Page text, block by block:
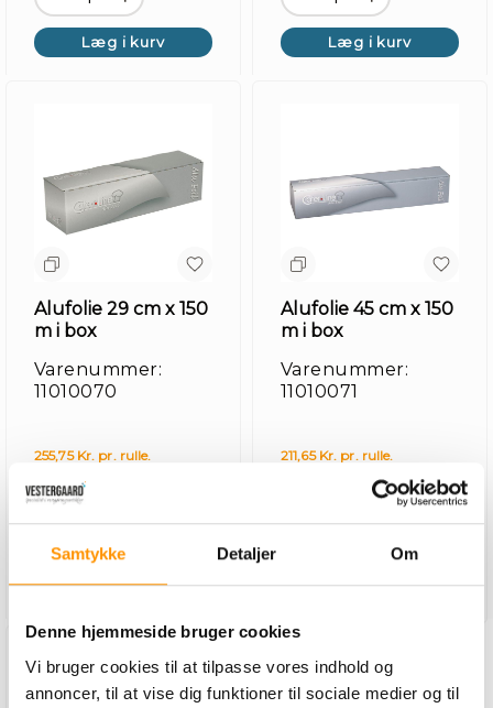
Samtykke Detaljer Om
Denne hjemmeside bruger cookies
Vi bruger cookies til at tilpasse vores indhold og
annoncer, til at vise dig funktioner til sociale medier og til
Læg i kurv Læg i kurv
Alufolie 29 cm x 150
m i box
Varenummer:
11010070
255,75 Kr. pr. rulle.
ex. moms
Læg i kurv
Alufolie 45 cm x 150
m i box
Varenummer:
11010071
211,65 Kr. pr. rulle.
Læg i kurv